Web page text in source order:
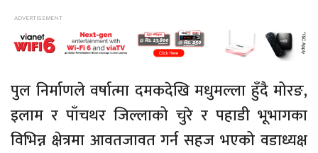
पुल निर्माणले वर्षात्मा दमकदेखि मधुमल्ला हुँदै मोरङ,
इलाम र पाँचथर जिल्लाको चुरे र पहाडी भूभागका
विभिन्न क्षेत्रमा आवतजावत गर्न सहज भएको वडाध्यक्ष